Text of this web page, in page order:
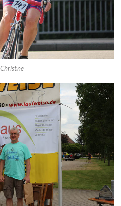
Christine